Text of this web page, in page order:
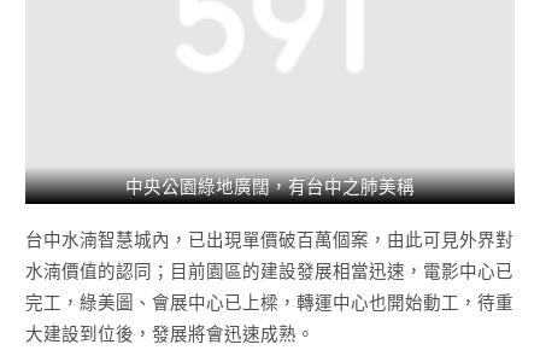
中央公園綠地廣闊，有台中之肺美稱
台中水湳智慧城內，已出現單價破百萬個案，由此可見外界對
水湳價值的認同；目前園區的建設發展相當迅速，電影中心已
完工，綠美圖、會展中心已上樑，轉運中心也開始動工，待重
大建設到位後，發展將會迅速成熟。